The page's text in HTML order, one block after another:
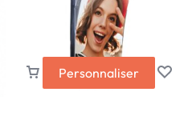
Personnaliser